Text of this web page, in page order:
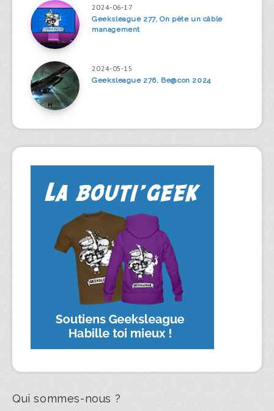
2024-06-17
Geeksleague 277, On pète un câble
management
2024-05-15
Geeksleague 276, Be@con 2024
Qui sommes-nous ?